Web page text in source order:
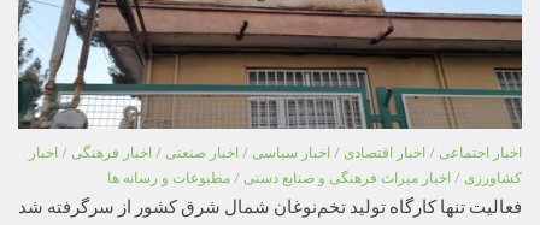
اخبار اجتماعی / اخبار اقتصادی / اخبار سیاسی / اخبار صنعتی / اخبار فرهنگی / اخبار
کشاورزی / اخبار میراث فرهنگی و صنایع دستی / مطبوعات و رسانه ها
فعالیت تنها کارگاه تولید تخم‌نوغان شمال شرق کشور از سرگرفته شد